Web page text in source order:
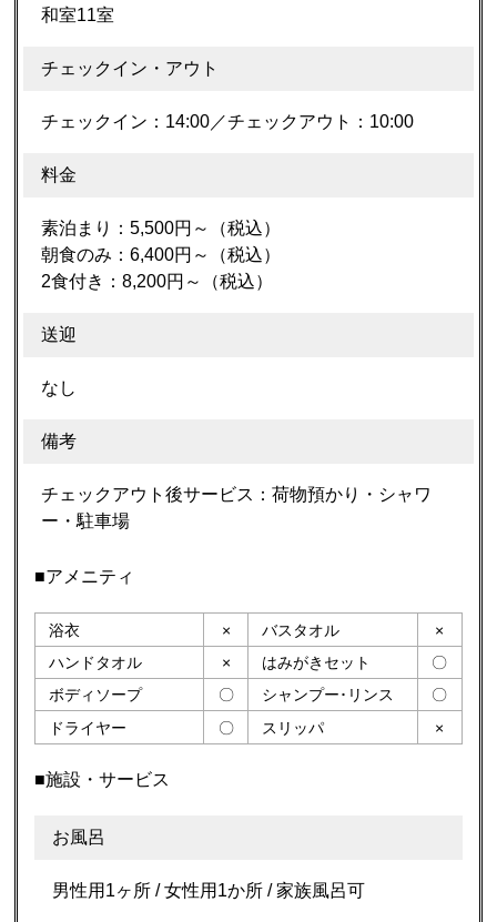
和室11室
チェックイン・アウト
チェックイン：14:00／チェックアウト：10:00
料金
素泊まり：5,500円～（税込）
朝食のみ：6,400円～（税込）
2食付き：8,200円～（税込）
送迎
なし
備考
チェックアウト後サービス：荷物預かり・シャワ
ー・駐車場
■アメニティ
浴衣 × バスタオル
×
ハンドタオル
× はみがきセット
〇
ボディソープ
〇 シャンプー･リンス
〇
ドライヤー
〇 スリッパ ×
■施設・サービス
お風呂
男性用1ヶ所 / 女性用1か所 / 家族風呂可